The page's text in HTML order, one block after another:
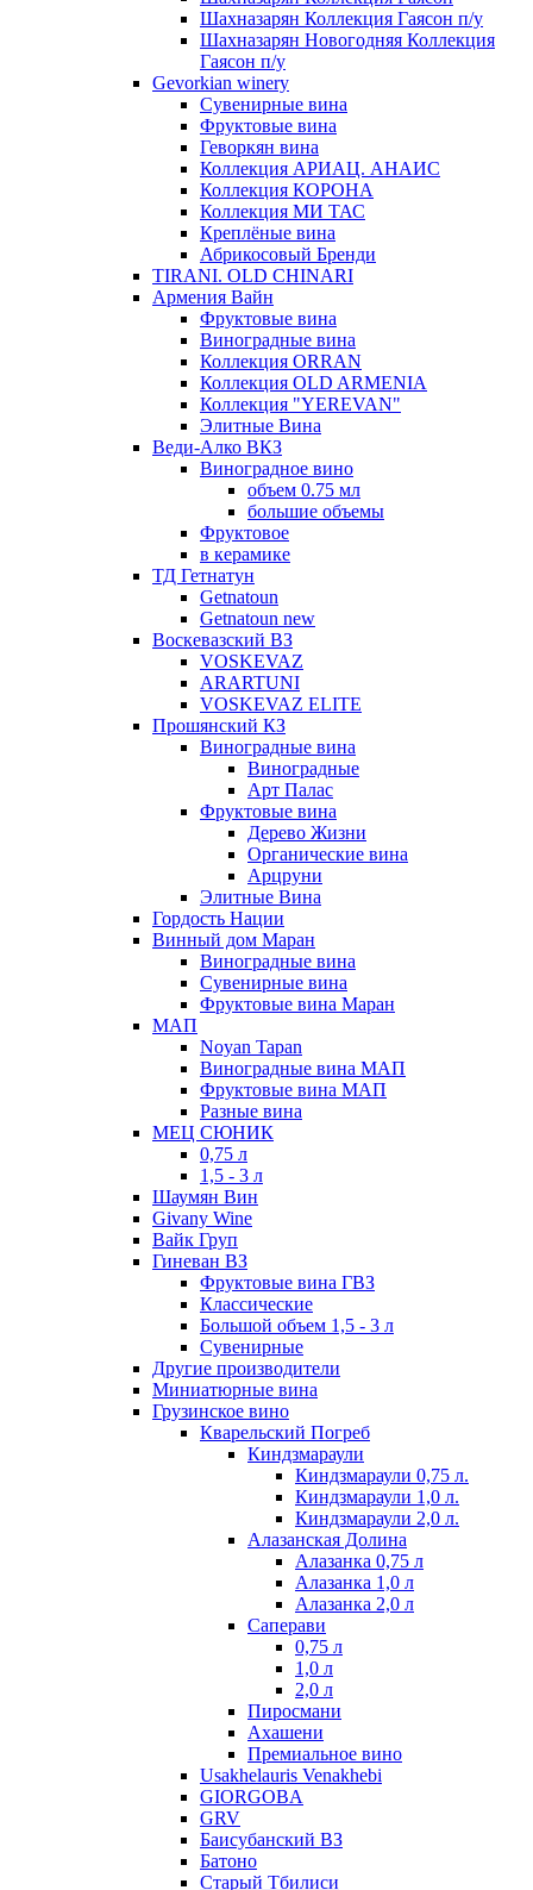
Шахназарян Коллекция Гаясон п/у
Шахназарян Новогодняя Коллекция
Гаясон п/у
Gevorkian winery
Сувенирные вина
Фруктовые вина
Геворкян вина
Коллекция АРИАЦ. АНАИС
Коллекция КОРОНА
Коллекция МИ ТАС
Креплёные вина
Абрикосовый Бренди
TIRANI. OLD CHINARI
Армения Вайн
Фруктовые вина
Виноградные вина
Коллекция ORRAN
Коллекция OLD ARMENIA
Коллекция "YEREVAN"
Элитные Вина
Веди-Алко ВКЗ
Виноградное вино
объем 0.75 мл
большие объемы
Фруктовое
в керамике
ТД Гетнатун
Getnatoun
Getnatoun new
Воскевазский ВЗ
VOSKEVAZ
ARARTUNI
VOSKEVAZ ELITE
Прошянский КЗ
Виноградные вина
Виноградные
Арт Палас
Фруктовые вина
Дерево Жизни
Органические вина
Арцруни
Элитные Вина
Гордость Нации
Винный дом Маран
Виноградные вина
Сувенирные вина
Фруктовые вина Маран
МАП
Noyan Tapan
Виноградные вина МАП
Фруктовые вина МАП
Разные вина
МЕЦ СЮНИК
0,75 л
1,5 - 3 л
Шаумян Вин
Givany Wine
Вайк Груп
Гиневан ВЗ
Фруктовые вина ГВЗ
Классические
Большой объем 1,5 - 3 л
Сувенирные
Другие производители
Миниатюрные вина
Грузинское вино
Кварельский Погреб
Киндзмараули
Киндзмараули 0,75 л.
Киндзмараули 1,0 л.
Киндзмараули 2,0 л.
Алазанская Долина
Алазанка 0,75 л
Алазанка 1,0 л
Алазанка 2,0 л
Саперави
0,75 л
1,0 л
2,0 л
Пиросмани
Ахашени
Премиальное вино
Usakhelauris Venakhebi
GIORGOBA
GRV
Баисубанский ВЗ
Батоно
Старый Тбилиси